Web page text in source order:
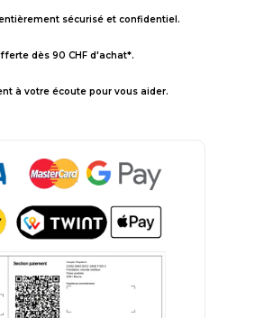
sécurisé et confidentiel.
dès 90 CHF d'achat*.
à votre écoute pour vous aider.